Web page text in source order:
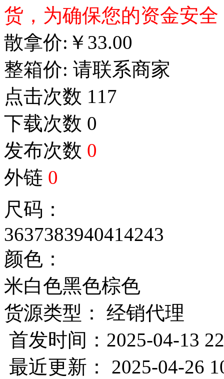
货，为确保您的资金安
散拿价: ￥ 33.00
整箱价: 请联系商家
点击次数 117
下载次数 0
发布次数 0
外链 0
尺码：
3637383940414243
颜色：
米白色黑色棕色
货源类型： 经销代理
首发时间：2025-04-13
最近更新： 2025-04-26